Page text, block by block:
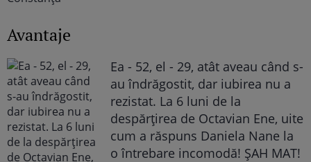
Avantaje
Ea - 52, el - 29, atât aveau când s-
au îndrăgostit, dar iubirea nu a
rezistat. La 6 luni de la
despărțirea de Octavian Ene, uite
cum a răspuns Daniela Nane la
o întrebare incomodă! ȘAH MAT!